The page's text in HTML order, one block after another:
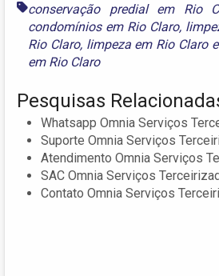
conservação predial em Rio
condomínios em Rio Claro,
Rio Claro, limpeza em Rio Claroe
em Rio Claro
Pesquisas
Whatsapp Omnia Serviços
Suporte Omnia Serviços
Atendimento Omnia Serviços
SAC Omnia Serviços
Contato Omnia Serviços